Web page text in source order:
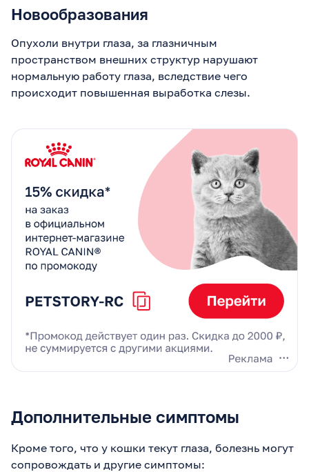
Новообразования
Опухоли внутри глаза, за глазничным
пространством внешних структур нарушают
нормальную работу глаза, вследствие чего
происходит повышенная выработка слезы.
Дополнительные симптомы
Кроме того, что у кошки текут глаза, болезнь могут
сопровождать и другие симптомы: